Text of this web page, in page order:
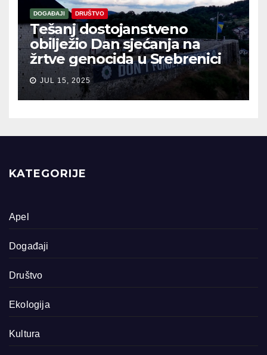
DOGAĐAJI DRUŠTVO
Tešanj dostojanstveno
obilježio Dan sjećanja na
žrtve genocida u Srebrenici
JUL 15, 2025
KATEGORIJE
Apel
Događaji
Društvo
Ekologija
Kultura